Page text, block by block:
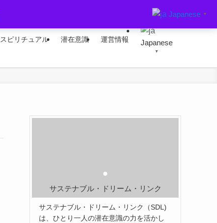
スピリチュアル 潜在意識 運営情報 Japanese
▼
サステナブル・ドリーム・リンク
サステナブル・ドリーム・リンク（SDL)
は、ひとり一人の潜在意識の力を活かし
Japanese ▼